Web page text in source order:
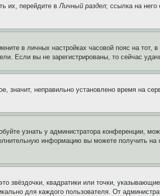
их, перейдите вЛичный раздел; ссылка на него
в личных настройках часовой пояс на тот,
Если вы не зарегистрированы, то сейчас
значит, неправильно установлено время на
узнать у администратора конференции,
информацию вы можете получить на
звёздочки, квадратики или точки,
для каждого пользователя. От